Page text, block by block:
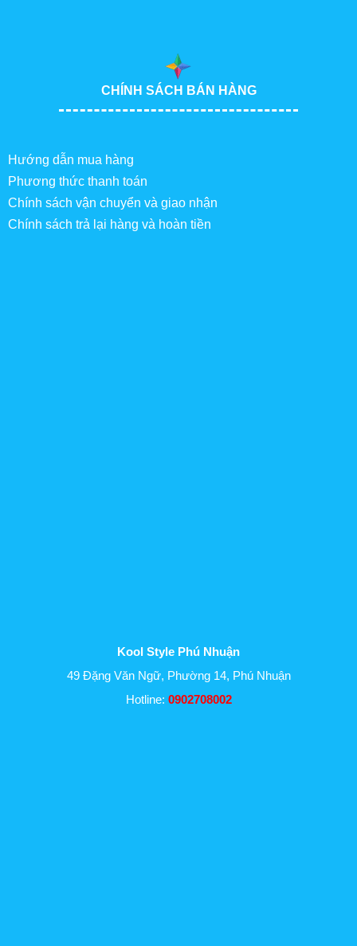
CHÍNH SÁCH BÁN HÀNG
Hướng dẫn mua hàng
Phương thức thanh toán
Chính sách vận chuyển và giao nhận
Chính sách trả lại hàng và hoàn tiền
Kool Style Phú Nhuận
49 Đặng Văn Ngữ, Phường 14, Phú Nhuận
Hotline: 0902708002